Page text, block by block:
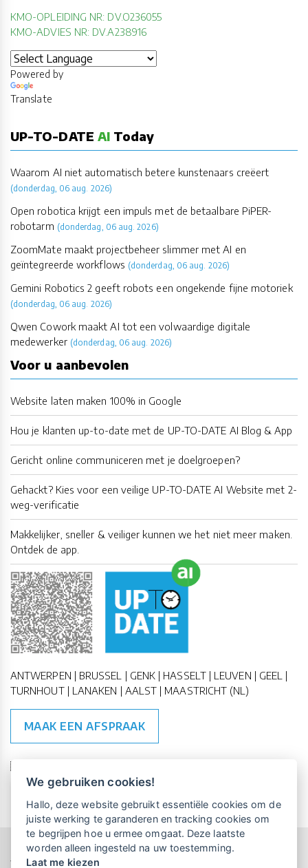
KMO-OPLEIDING NR: DV.O236055
KMO-ADVIES NR: DV.A238916
Powered by
Translate
UP-TO-DATE AI Today
Waarom AI niet automatisch betere kunstenaars creëert
(donderdag, 06 aug. 2026)
Open robotica krijgt een impuls met de betaalbare PiPER-
robotarm (donderdag, 06 aug. 2026)
ZoomMate maakt projectbeheer slimmer met AI en
geïntegreerde workflows (donderdag, 06 aug. 2026)
Gemini Robotics 2 geeft robots een ongekende fijne motoriek
(donderdag, 06 aug. 2026)
Qwen Cowork maakt AI tot een volwaardige digitale
medewerker (donderdag, 06 aug. 2026)
Voor u aanbevolen
Website laten maken 100% in Google
Hou je klanten up-to-date met de UP-TO-DATE AI Blog & App
Gericht online communiceren met je doelgroepen?
Gehackt? Kies voor een veilige UP-TO-DATE AI Website met 2-
weg-verificatie
Makkelijker, sneller & veiliger kunnen we het niet meer maken.
Ontdek de app.
ANTWERPEN | BRUSSEL | GENK | HASSELT | LEUVEN | GEEL |
TURNHOUT | LANAKEN | AALST | MAASTRICHT (NL)
MAAK EEN AFSPRAAK
🇪🇺 🇧🇪
Copyright All Rights Reserved © 2015-2026 UP-TO-DATE
WebDesign
We gebruiken cookies!
Hallo, deze website gebruikt essentiële cookies om de
juiste werking te garanderen en tracking cookies om
te begrijpen hoe u ermee omgaat. Deze laatste
worden alleen ingesteld na uw toestemming.
Laat me kiezen
Vrijblijvende kennismaking?Boek
een persoonlijke demo.